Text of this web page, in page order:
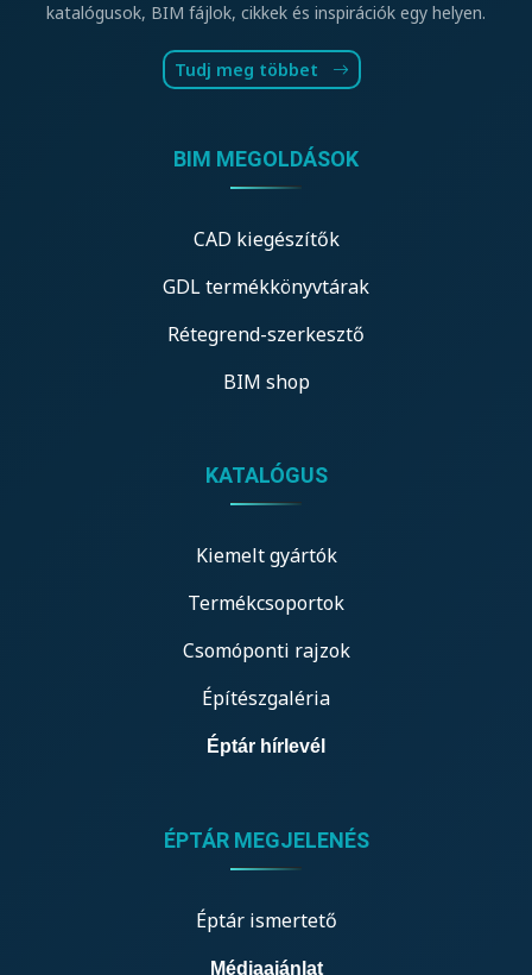
katalógusok, BIM fájlok, cikkek és inspirációk egy helyen.
Tudj meg többet
BIM MEGOLDÁSOK
CAD kiegészítők
GDL termékkönyvtárak
Rétegrend-szerkesztő
BIM shop
KATALÓGUS
Kiemelt gyártók
Termékcsoportok
Csomóponti rajzok
Építészgaléria
Éptár hírlevél
ÉPTÁR MEGJELENÉS
Éptár ismertető
Médiaajánlat